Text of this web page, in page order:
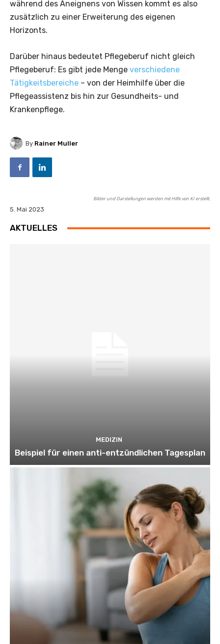
während des Aneignens von Wissen kommt es also
zusätzlich zu einer Erweiterung des eigenen
Horizonts.
Darüber hinaus bedeutet Pflegeberuf nicht gleich
Pflegeberuf: Es gibt jede Menge verschiedene
Tätigkeitsbereiche – von der Heimhilfe über die
Pflegeassistenz bis hin zur Gesundheits- und
Krankenpflege.
By Rainer Muller
Bilder und Darstellungen werden mit Hilfe von KI erstellt.
5. Mai 2023
AKTUELLES
MEDIZIN
Beispiel für einen anti-entzündlichen Tagesplan